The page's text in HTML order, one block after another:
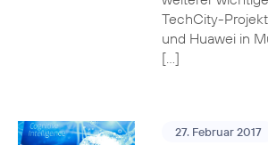
TechCity-
und Huawei in
[…]
27. Februar 2017